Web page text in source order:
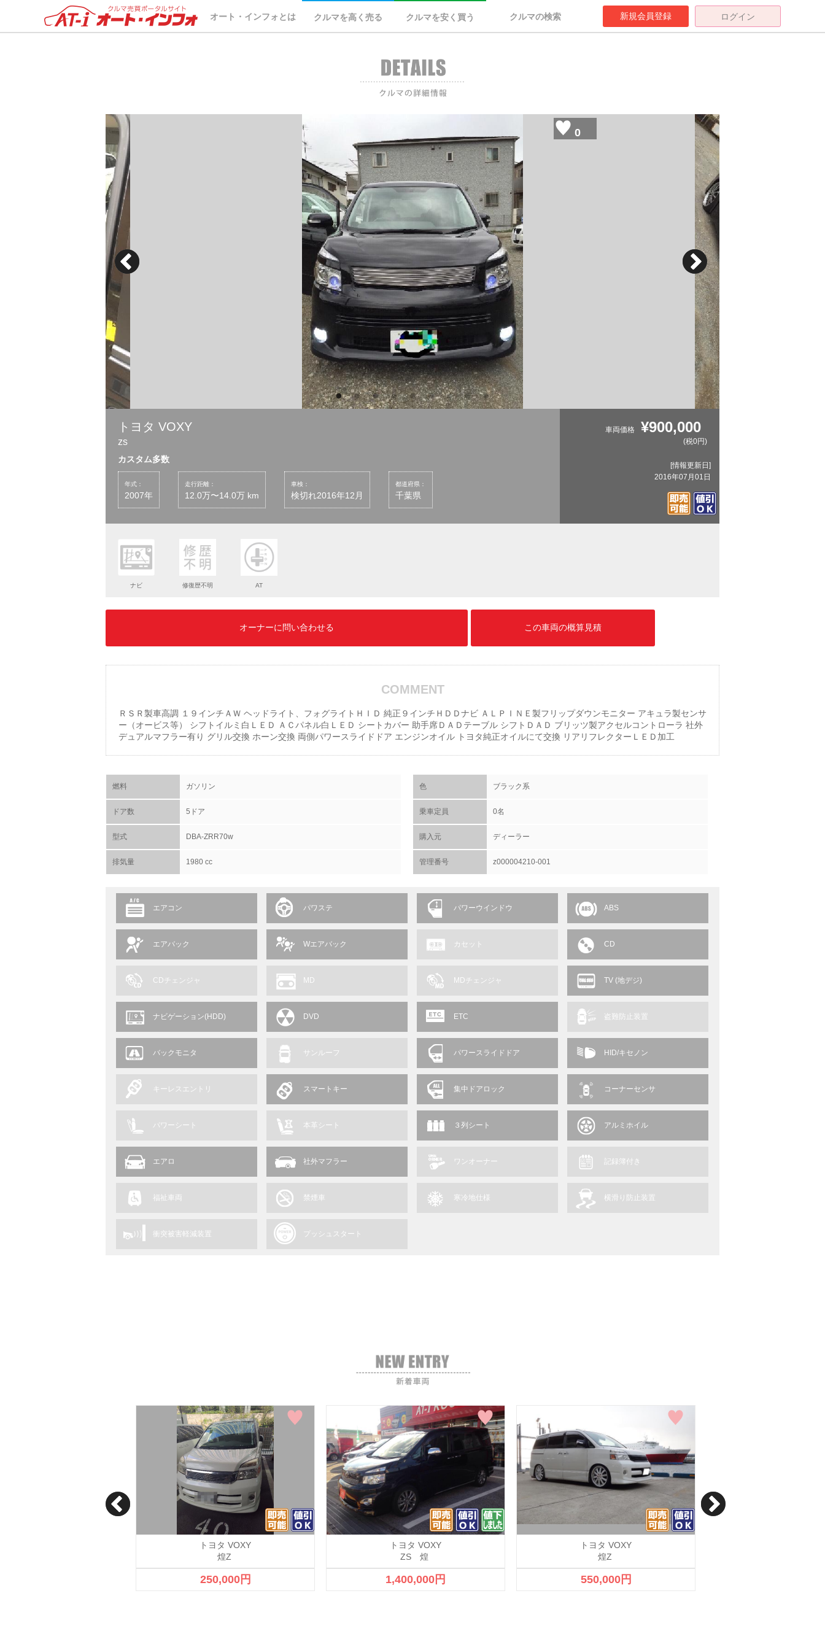
オート・インフォとは クルマを高く売る クルマを安く買う クルマの検索 新規会員登録 ログイン
0
トヨタ VOXY
zs
カスタム多数
年式：
2007年
走行距離：
12.0万〜14.0万 km
車検：
検切れ2016年12月
都道府県：
千葉県
車両価格 ¥900,000
(税0円)
[情報更新日]
2016年07月01日
ナビ 修復歴不明 AT
オーナーに問い合わせる この車両の概算見積
COMMENT
ＲＳＲ製車高調 １９インチＡＷ ヘッドライト、フォグライトＨＩＤ 純正９インチＨＤＤナビ ＡＬＰＩＮＥ製フリップダウンモニター アキュラ製センサ
ー（オービス等） シフトイルミ白ＬＥＤ ＡＣパネル白ＬＥＤ シートカバー 助手席ＤＡＤテーブル シフトＤＡＤ ブリッツ製アクセルコントローラ 社外
デュアルマフラー有り グリル交換 ホーン交換 両側パワースライドドア エンジンオイル トヨタ純正オイルにて交換 リアリフレクターＬＥＤ加工
燃料 ガソリン 色 ブラック系
ドア数 5ドア 乗車定員 0名
型式 DBA-ZRR70w 購入元 ディーラー
排気量 1980 cc 管理番号 z000004210-001
エアコン パワステ パワーウインドウ ABS
エアバック Wエアバック カセット CD
CDチェンジャ MD MDチェンジャ TV (地デジ)
ナビゲーション(HDD) DVD ETC 盗難防止装置
バックモニタ サンルーフ パワースライドドア HID/キセノン
キーレスエントリ スマートキー 集中ドアロック コーナーセンサ
パワーシート 本革シート ３列シート アルミホイル
エアロ 社外マフラー ワンオーナー 記録簿付き
福祉車両 禁煙車 寒冷地仕様 横滑り防止装置
衝突被害軽減装置 プッシュスタート
トヨタ VOXY
煌Z
250,000円
トヨタ VOXY
ZS 煌
1,400,000円
トヨタ VOXY
煌Z
550,000円